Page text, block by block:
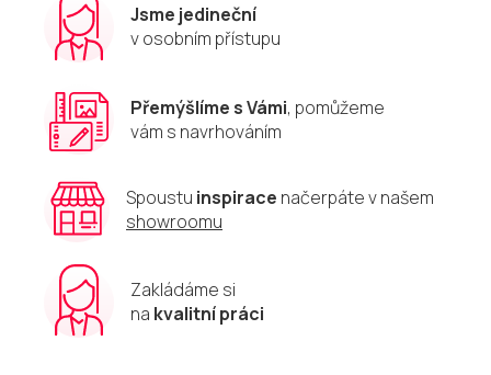
Jsme jedineční
v osobním přístupu
Přemýšlíme s Vámi, pomůžeme
vám s navrhováním
Spoustu inspirace načerpáte v našem
showroomu
Zakládáme si
na kvalitní práci